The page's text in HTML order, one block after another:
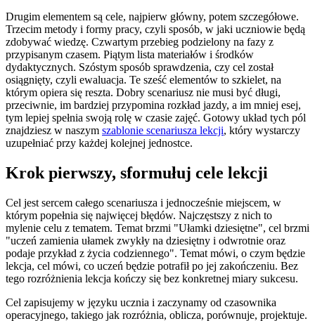
Drugim elementem są cele, najpierw główny, potem szczegółowe.
Trzecim metody i formy pracy, czyli sposób, w jaki uczniowie będą
zdobywać wiedzę. Czwartym przebieg podzielony na fazy z
przypisanym czasem. Piątym lista materiałów i środków
dydaktycznych. Szóstym sposób sprawdzenia, czy cel został
osiągnięty, czyli ewaluacja. Te sześć elementów to szkielet, na
którym opiera się reszta. Dobry scenariusz nie musi być długi,
przeciwnie, im bardziej przypomina rozkład jazdy, a im mniej esej,
tym lepiej spełnia swoją rolę w czasie zajęć. Gotowy układ tych pól
znajdziesz w naszym szablonie scenariusza lekcji, który wystarczy
uzupełniać przy każdej kolejnej jednostce.
Krok pierwszy, sformułuj cele lekcji
Cel jest sercem całego scenariusza i jednocześnie miejscem, w
którym popełnia się najwięcej błędów. Najczęstszy z nich to
mylenie celu z tematem. Temat brzmi "Ułamki dziesiętne", cel brzmi
"uczeń zamienia ułamek zwykły na dziesiętny i odwrotnie oraz
podaje przykład z życia codziennego". Temat mówi, o czym będzie
lekcja, cel mówi, co uczeń będzie potrafił po jej zakończeniu. Bez
tego rozróżnienia lekcja kończy się bez konkretnej miary sukcesu.
Cel zapisujemy w języku ucznia i zaczynamy od czasownika
operacyjnego, takiego jak rozróżnia, oblicza, porównuje, projektuje.